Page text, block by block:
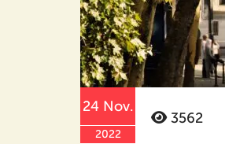
24 Nov.
2022
3562